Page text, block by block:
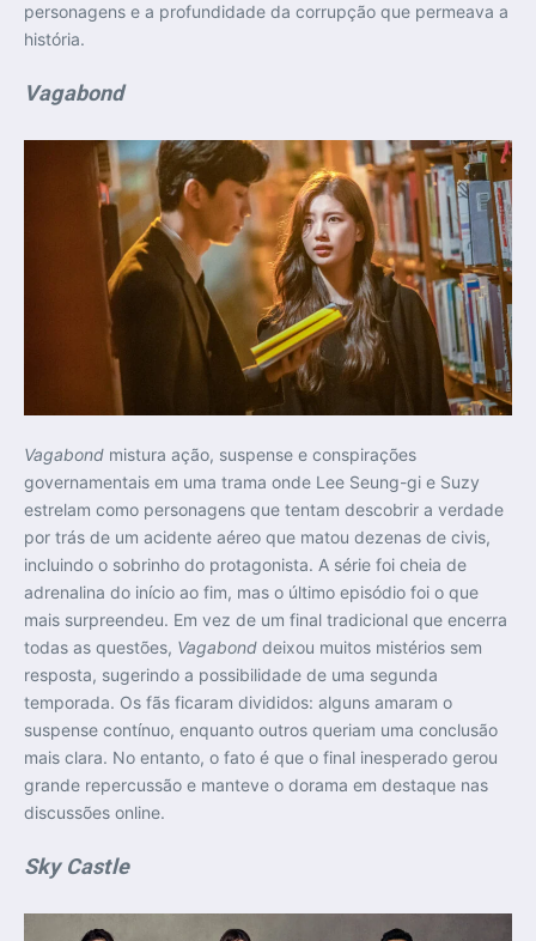
personagens e a profundidade da corrupção que permeava a
história.
Vagabond
Vagabond mistura ação, suspense e conspirações
governamentais em uma trama onde Lee Seung-gi e Suzy
estrelam como personagens que tentam descobrir a verdade
por trás de um acidente aéreo que matou dezenas de civis,
incluindo o sobrinho do protagonista. A série foi cheia de
adrenalina do início ao fim, mas o último episódio foi o que
mais surpreendeu. Em vez de um final tradicional que encerra
todas as questões, Vagabond deixou muitos mistérios sem
resposta, sugerindo a possibilidade de uma segunda
temporada. Os fãs ficaram divididos: alguns amaram o
suspense contínuo, enquanto outros queriam uma conclusão
mais clara. No entanto, o fato é que o final inesperado gerou
grande repercussão e manteve o dorama em destaque nas
discussões online.
Sky Castle